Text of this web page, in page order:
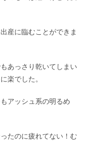
産に臨むことができま
あっさり乾いてしまい
楽でした。
アッシュ系の明るめ
たのに疲れてない！む